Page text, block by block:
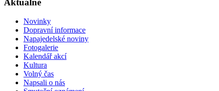
Aktuálně
Novinky
Dopravní informace
Napajedelské noviny
Fotogalerie
Kalendář akcí
Kultura
Volný čas
Napsali o nás